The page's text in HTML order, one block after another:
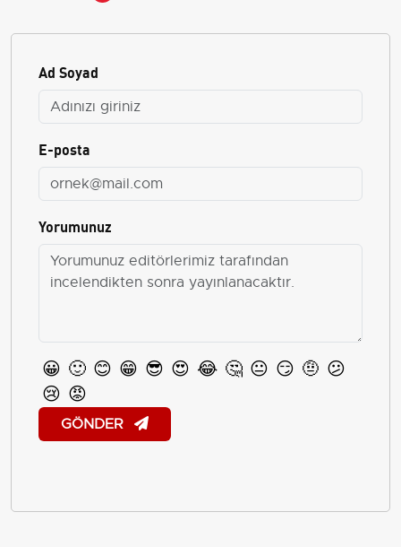
Ad Soyad
E-posta
Yorumunuz
😀 🙂 😊 😁 😎 😍 😂 🤔 😐 😏 🤨 😕
😢 😡
GÖNDER